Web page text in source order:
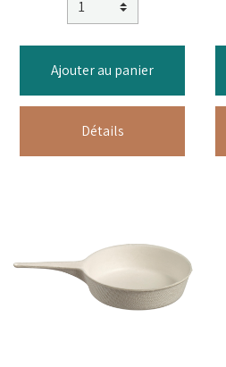
Ajouter au panier
Détails